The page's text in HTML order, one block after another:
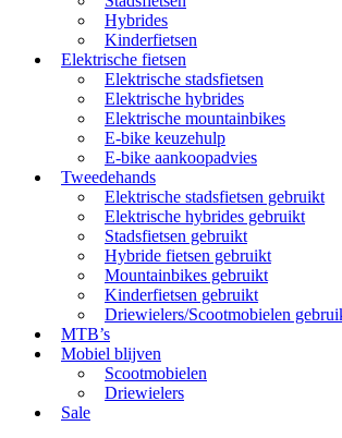
Hybrides
Kinderfietsen
Elektrische fietsen
Elektrische stadsfietsen
Elektrische hybrides
Elektrische mountainbikes
E-bike keuzehulp
E-bike aankoopadvies
Tweedehands
Elektrische stadsfietsen gebruikt
Elektrische hybrides gebruikt
Stadsfietsen gebruikt
Hybride fietsen gebruikt
Mountainbikes gebruikt
Kinderfietsen gebruikt
Driewielers/Scootmobielen
MTB’s
Mobiel blijven
Scootmobielen
Driewielers
Sale